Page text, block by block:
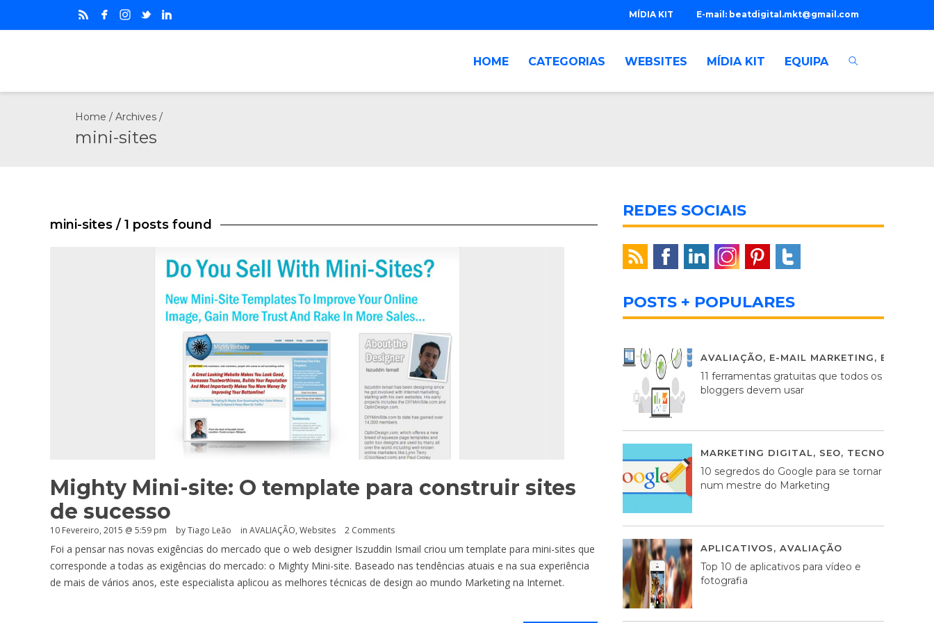
E-mail: beatdigital.mkt@gmail.com
MÍDIA KIT
HOME CATEGORIAS WEBSITES MÍDIA KIT EQUIPA
Home / Archives /
mini-sites
mini-sites / 1 posts found
Mighty Mini-site: O template para construir sites
de sucesso
10 Fevereiro, 2015 @ 5:59 pm by Tiago Leão in AVALIAÇÃO, Websites 2 Comments
Foi a pensar nas novas exigências do mercado que o web designer Iszuddin Ismail criou um template para mini-sites que
corresponde a todas as exigências do mercado: o Mighty Mini-site. Baseado nas tendências atuais e na sua experiência
de mais de vários anos, este especialista aplicou as melhores técnicas de design ao mundo Marketing na Internet.
REDES SOCIAIS
POSTS + POPULARES
AVALIAÇÃO, E-MAIL MARKETING,
11 ferramentas gratuitas que todos os
bloggers devem usar
MARKETING DIGITAL, SEO, TECNOLOGIA
10 segredos do Google para se tornar
num mestre do Marketing
APLICATIVOS, AVALIAÇÃO
Top 10 de aplicativos para vídeo e
fotografia